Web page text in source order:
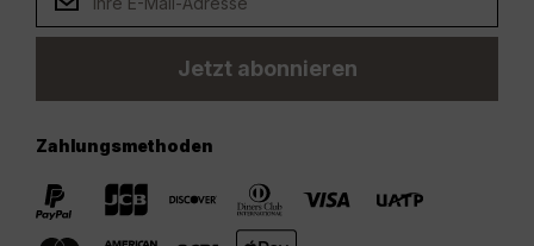
Jetzt abonnieren
Zahlungsmethoden